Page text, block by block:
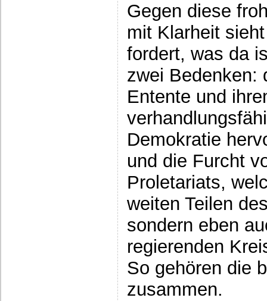
Gegen diese
mit Klarheit
fordert, was da
zwei Bedenken:
Entente und
Demokratie
und die Furcht
Proletariats,
weiten Teilen
sondern eben
regierenden
So gehören die
zusammen.